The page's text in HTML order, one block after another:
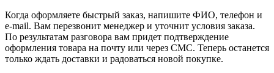
Когда оформляете быстрый заказ, напишите ФИО, телефон и
e-mail. Вам перезвонит менеджер и уточнит условия заказа.
По результатам разговора вам придет подтверждение
оформления товара на почту или через СМС. Теперь останется
только ждать доставки и радоваться новой покупке.